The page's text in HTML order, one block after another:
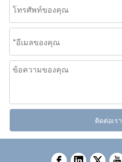
ติดต่อเรา